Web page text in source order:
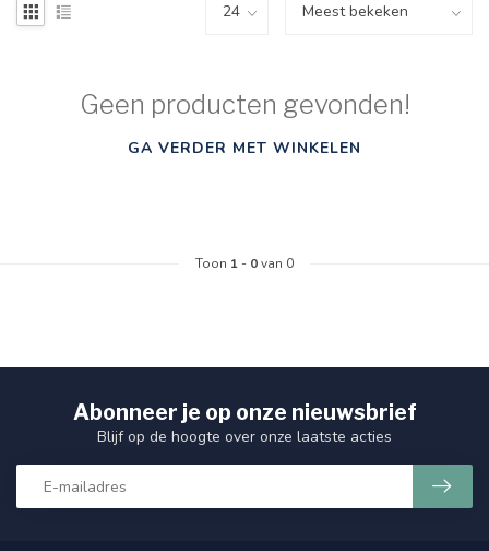
Geen producten gevonden!
GA VERDER MET WINKELEN
Toon 1 - 0van 0
Abonneer je op onze nieuwsbrief
Blijf op de hoogte over onze laatste acties